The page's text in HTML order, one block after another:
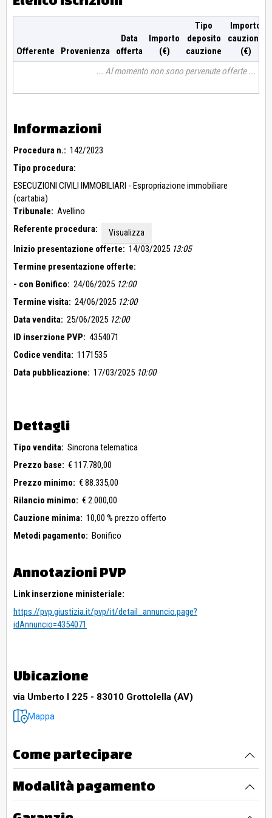
Offerente Provenienza
Data
offerta
Importo
(€)
Tipo
deposito
cauzione
Importo
cauzione
(€)
Al momento non sono pervenute offerte
Informazioni
Procedura n.: 142/2023
Tipo procedura:
ESECUZIONI CIVILI IMMOBILIARI - Espropriazione immobiliare
(cartabia)
Tribunale: Avellino
Referente procedura:
Visualizza
Inizio presentazione offerte: 14/03/2025 13:05
Termine presentazione offerte:
- con Bonifico: 24/06/2025 12:00
Termine visita: 24/06/2025 12:00
Data vendita: 25/06/2025 12:00
ID inserzione PVP: 4354071
Codice vendita: 1171535
Data pubblicazione: 17/03/2025 10:00
Dettagli
Tipo vendita: Sincrona telematica
Prezzo base: € 117.780,00
Prezzo minimo: € 88.335,00
Rilancio minimo: € 2.000,00
Cauzione minima: 10,00 % prezzo offerto
Metodi pagamento: Bonifico
Annotazioni PVP
Link inserzione ministeriale:
https://pvp.giustizia.it/pvp/it/detail_annuncio.page?
idAnnuncio=4354071
Ubicazione
via Umberto I 225 - 83010 Grottolella (AV)
Mappa
Come partecipare
Modalità pagamento